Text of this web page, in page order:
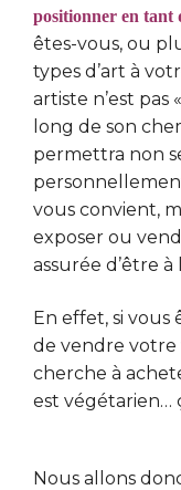
positionner en tant
êtes-vous, ou
types d’art à
artiste n’est pas
long de son
permettra non
vous convient,
exposer ou
assurée d’être
En effet, si vous
de vendre votre
cherche à
est végétarien…
Nous allons